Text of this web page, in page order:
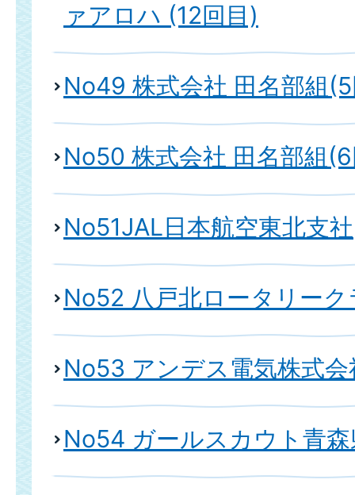
ァアロハ (12回目)
No49 株式会社 田名部組
No50 株式会社 田名部組
No51JAL日本航空東北支社
No52 八戸北ロータリーク
No53 アンデス電気株式会
No54 ガールスカウト青